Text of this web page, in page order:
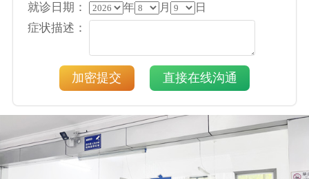
就诊日期：
年 月 日
症状描述：
加密提交 直接在线沟通